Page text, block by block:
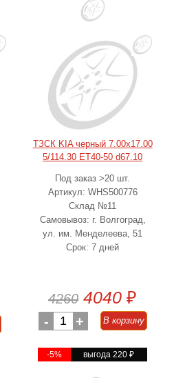
ТЗСК KIA черный 7.00x17.00
5/114.30 ET40-50 d67.10
Под заказ >20 шт.
Артикул: WHS500776
Склад №11
Самовывоз: г. Волгоград,
ул. им. Менделеева, 51
Срок: 7 дней
4260 4040 ₽
- 1 + В корзину
-5% выгода 220₽